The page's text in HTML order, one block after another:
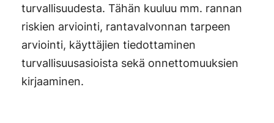
turvallisuudesta. Tähän kuuluu mm. rannan
riskien arviointi, rantavalvonnan tarpeen
arviointi, käyttäjien tiedottaminen
turvallisuusasioista sekä onnettomuuksien
kirjaaminen.